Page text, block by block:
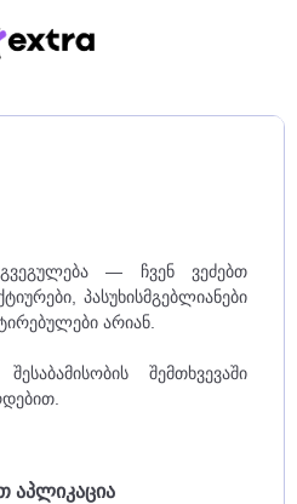
— ჩვენ ვეძებთ
პასუხისმგებლიანები
არიან.
შემთხვევაში
აპლიკაცია